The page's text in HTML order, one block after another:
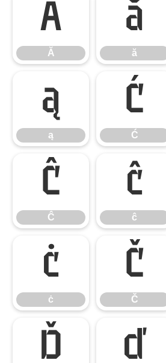
Ă
Ă
ă
ă
ą
ą
Ć
Ć
Ĉ
Ĉ
ĉ
ĉ
ċ
ċ
Č
Č
Ď ď